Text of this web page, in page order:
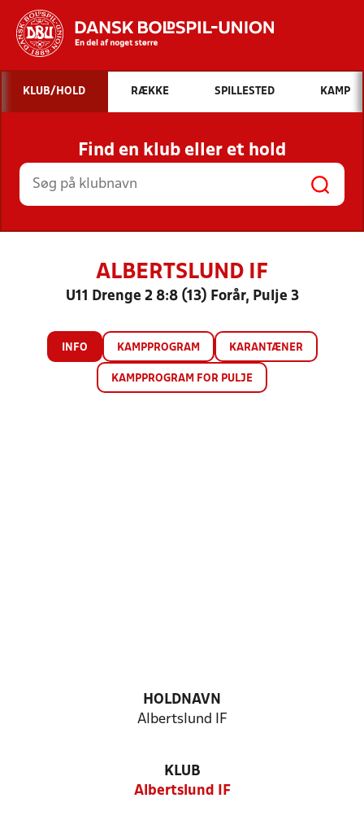
Hvad vil du søge efter?
INDHOLD OG NYHEDER
STILLINGER, RESULTATER, KLUBBER OG
HOLD
KLUB/HOLD RÆKKE SPILLESTED KAMP
Find en klub eller et hold
ALBERTSLUND IF
U11 Drenge 2 8:8 (13) Forår, Pulje 3
INFO KAMPPROGRAM KARANTÆNER
KAMPPROGRAM FOR PULJE
HOLDNAVN
Albertslund IF
KLUB
Albertslund IF